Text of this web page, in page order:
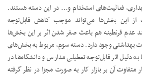
فعالیت‌های استخدام و… در این دسته هستند.
از این بخش‌ها می‌تواند موجب کاهش قابل‌توجه
عدم قرنطینه هم باعث صفر شدن اثر بر این بخش‌ها
بهداشتی وجود دارد. دسته سوم، مربوط به بخش‌های
دلیل اثر قابل‌توجه تعطیلی مدارس و دانشگاه‌ها در
متفاوت آن بر بازار کار به صورت مجزا در نظر گرفته